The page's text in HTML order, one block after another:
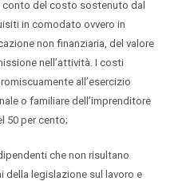
conto del costo sostenuto dal
in comodato ovvero in
non finanziaria, del valore
nell’attività. I costi
all’esercizio
o familiare dell’imprenditore
50 per cento;
che non risultano
della legislazione sul lavoro e